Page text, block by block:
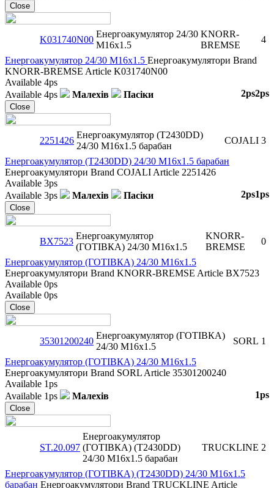
Close
K031740N00
Енергоакумулятор 24/30
M16x1.5
KNORR-
BREMSE
4
Енергоакумулятор 24/30 M16x1.5 Енергоакумулятори Brand
KNORR-BREMSE Article K031740N00
Available 4ps
Available 4ps Малехів 2ps
Пасіки 2ps
Close
2251426
Енергоакумулятор (T2430DD)
24/30 M16x1.5 барабан
COJALI 3
Енергоакумулятор (T2430DD) 24/30 M16x1.5 барабан
Енергоакумулятори Brand COJALI Article 2251426
Available 3ps
Available 3ps Малехів 1ps
Пасіки 2ps
Close
BX7523
Енергоакумулятор
(ГОТІВКА) 24/30 M16x1.5
KNORR-
BREMSE
0
Енергоакумулятор (ГОТІВКА) 24/30 M16x1.5
Енергоакумулятори Brand KNORR-BREMSE Article BX7523
Available 0ps
Available 0ps
Close
35301200240
Енергоакумулятор (ГОТІВКА)
24/30 M16x1.5
SORL 1
Енергоакумулятор (ГОТІВКА) 24/30 M16x1.5
Енергоакумулятори Brand SORL Article 35301200240
Available 1ps
Available 1ps Малехів 1ps
Close
ST.20.097
Енергоакумулятор
(ГОТІВКА) (T2430DD)
24/30 M16x1.5 барабан
TRUCKLINE 2
Енергоакумулятор (ГОТІВКА) (T2430DD) 24/30 M16x1.5
барабан Енергоакумулятори Brand TRUCKLINE Article